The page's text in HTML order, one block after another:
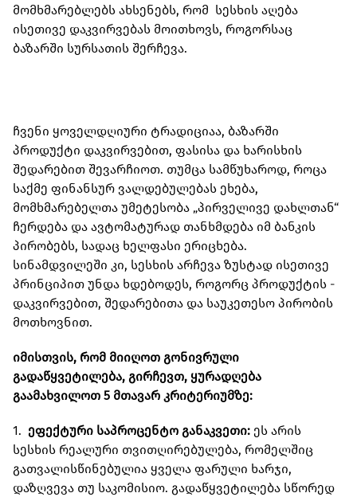
მომხმარებლებს ახსენებს, რომ სესხის აღება
ისეთივე დაკვირვებას მოითხოვს, როგორსაც
ბაზარში სურსათის შერჩევა.
ჩვენი ყოველდღიური ტრადიციაა, ბაზარში
პროდუქტი დაკვირვებით, ფასისა და ხარისხის
შედარებით შევარჩიოთ. თუმცა სამწუხაროდ, როცა
საქმე ფინანსურ ვალდებულებას ეხება,
მომხმარებელთა უმეტესობა „პირველივე დახლთან“
ჩერდება და ავტომატურად თანხმდება იმ ბანკის
პირობებს, სადაც ხელფასი ერიცხება.
სინამდვილეში კი, სესხის არჩევა ზუსტად ისეთივე
პრინციპით უნდა ხდებოდეს, როგორც პროდუქტის -
დაკვირვებით, შედარებითა და საუკეთესო პირობის
მოთხოვნით.
იმისთვის, რომ მიიღოთ გონივრული
გადაწყვეტილება, გირჩევთ, ყურადღება
გაამახვილოთ 5 მთავარ კრიტერიუმზე:
1. ეფექტური საპროცენტო განაკვეთი: ეს არის
სესხის რეალური თვითღირებულება, რომელშიც
გათვალისწინებულია ყველა ფარული ხარჯი,
დაზღვევა თუ საკომისიო. გადაწყვეტილება სწორედ